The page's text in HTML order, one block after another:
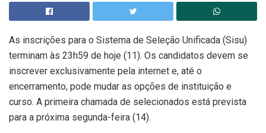
As inscrições para o Sistema de Seleção Unificada (Sisu)
terminam às 23h59 de hoje (11). Os candidatos devem se
inscrever exclusivamente pela internet e, até o
encerramento, pode mudar as opções de instituição e
curso. A primeira chamada de selecionados está prevista
para a próxima segunda-feira (14).